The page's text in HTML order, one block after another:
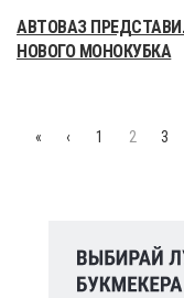
АВТОВАЗ
НОВОГО МОНОКУБКА
« ‹ 1 2 3